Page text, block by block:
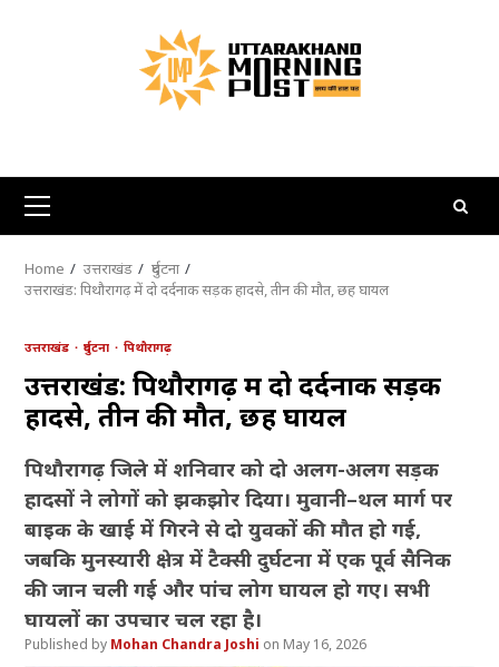
Primary
Menu
Home उत्तराखंड
दुर्घटना
उत्तराखंड: पिथौरागढ़ में दो दर्दनाक सड़क हादसे, तीन की मौत, छह घायल
उत्तराखंड दुर्घटना पिथौरागढ़
उत्तराखंड: पिथौरागढ़ में दो दर्दनाक सड़क
हादसे, तीन की मौत, छह घायल
पिथौरागढ़ जिले में शनिवार को दो अलग-अलग सड़क
हादसों ने लोगों को झकझोर दिया। मुवानी–थल मार्ग पर
बाइक के खाई में गिरने से दो युवकों की मौत हो गई,
जबकि मुनस्यारी क्षेत्र में टैक्सी दुर्घटना में एक पूर्व सैनिक
की जान चली गई और पांच लोग घायल हो गए। सभी
घायलों का उपचार चल रहा है।
Mohan Chandra Joshi May 16, 2026